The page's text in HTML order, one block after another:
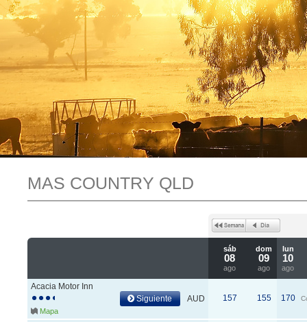
MAS COUNTRY QLD
sáb
08
ago
dom
09
ago
lun
10
ago
Acacia Motor Inn
Mapa
Siguiente AUD 157 155 170